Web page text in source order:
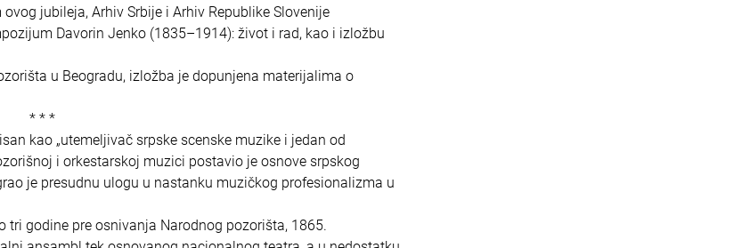
jubileja, Arhiv Srbije i Arhiv Republike Slovenije
Davorin Jenko (1835–1914): život i rad, kao i izložbu
u Beogradu, izložba je dopunjena materijalima o
kao „utemeljivač srpske scenske muzike i jedan od
i orkestarskoj muzici postavio je osnove srpskog
je presudnu ulogu u nastanku muzičkog profesionalizma u
godine pre osnivanja Narodnog pozorišta, 1865.